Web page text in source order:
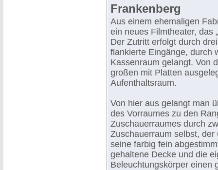
Frankenberg
Aus einem ehemaligen
ein neues Filmtheater, das
Der Zutritt erfolgt durch
flankierte Eingänge, durch
Kassenraum gelangt. Von
großen mit Platten
Aufenthaltsraum.
Von hier aus gelangt man
des Vorraumes zu den
Zuschauerraumes durch
Zuschauerraum selbst,
seine farbig fein
gehaltene Decke und die
Beleuchtungskörper einen